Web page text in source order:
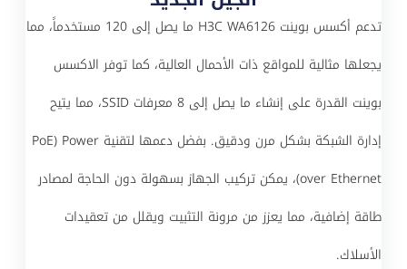
تدعم أكسس بوينت H3C WA6126 ما يصل إلى 120 مستخدماً، مما
يجعلها مثالية للمواقع ذات الأحمال العالية، كما توفر الاكسس
بوينت القدرة على إنشاء ما يصل إلى 8 معرفات SSID، مما يتيح
إدارة الشبكة بشكل مرن ودقيق. بفضل دعمها لتقنية PoE) Power
over Ethernet)، يمكن تركيب الجهاز بسهولة دون الحاجة لمصادر
طاقة إضافية، مما يعزز من مرونة التثبيت ويقلل من تعقيدات
الأسلاك.